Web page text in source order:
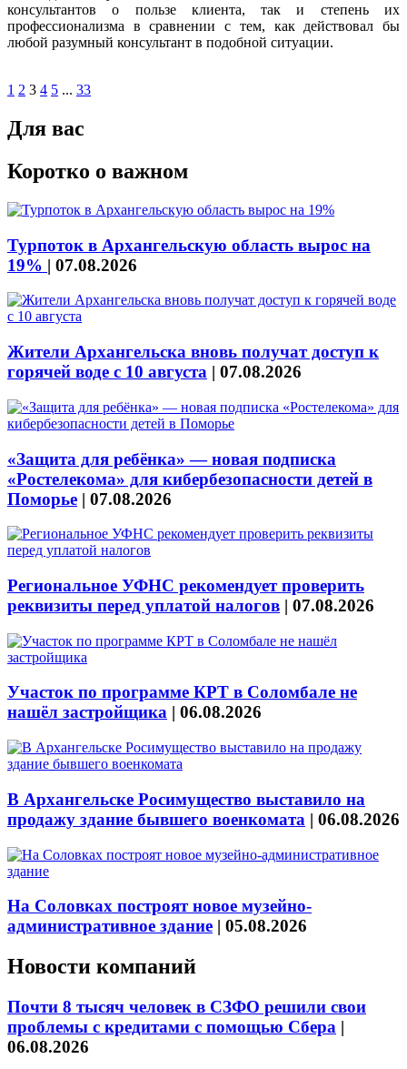
консультантов о пользе клиента, так и степень их
профессионализма в сравнении с тем, как действовал бы
любой разумный консультант в подобной ситуации.
1 2 3 4 5 ... 33
Для вас
Коротко о важном
Турпоток в Архангельскую область вырос на
19% | 07.08.2026
Жители Архангельска вновь получат доступ к
горячей воде с 10 августа | 07.08.2026
«Защита для ребёнка» — новая подписка
«Ростелекома» для кибербезопасности детей в
Поморье | 07.08.2026
Региональное УФНС рекомендует проверить
реквизиты перед уплатой налогов | 07.08.2026
Участок по программе КРТ в Соломбале не
нашёл застройщика | 06.08.2026
В Архангельске Росимущество выставило на
продажу здание бывшего военкомата | 06.08.2026
На Соловках построят новое музейно-
административное здание | 05.08.2026
Новости компаний
Почти 8 тысяч человек в СЗФО решили свои
проблемы с кредитами с помощью Сбера |
06.08.2026